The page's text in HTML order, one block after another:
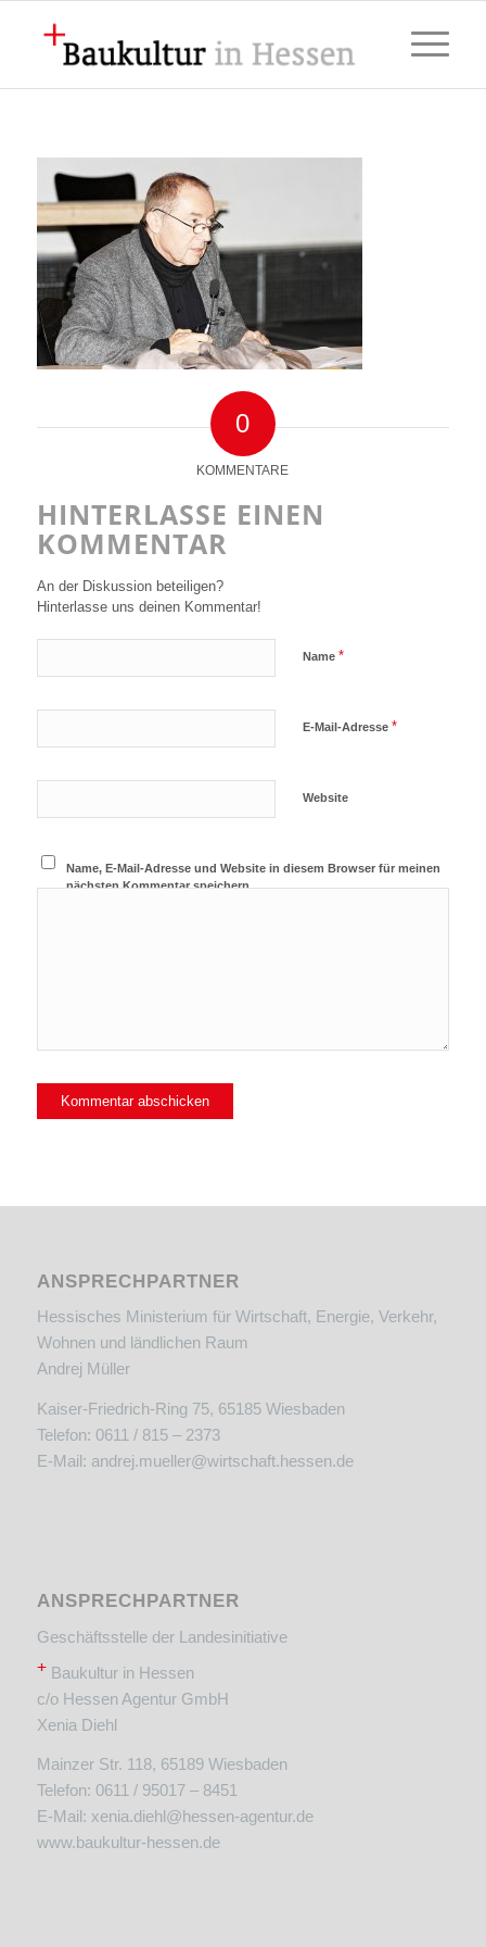
0
KOMMENTARE
HINTERLASSE EINEN
KOMMENTAR
An der Diskussion beteiligen?
Hinterlasse uns deinen Kommentar!
Name *
E-Mail-Adresse *
Website
Name, E-Mail-Adresse und Website in diesem Browser für meinen
nächsten Kommentar speichern.
ANSPRECHPARTNER
Hessisches Ministerium für Wirtschaft, Energie, Verkehr,
Wohnen und ländlichen Raum
Andrej Müller
Kaiser-Friedrich-Ring 75, 65185 Wiesbaden
Telefon: 0611 / 815 – 2373
E-Mail: andrej.mueller@wirtschaft.hessen.de
ANSPRECHPARTNER
Geschäftsstelle der Landesinitiative
+Baukultur in Hessen
c/o Hessen Agentur GmbH
Xenia Diehl
Mainzer Str. 118, 65189 Wiesbaden
Telefon: 0611 / 95017 – 8451
E-Mail: xenia.diehl@hessen-agentur.de
www.baukultur-hessen.de